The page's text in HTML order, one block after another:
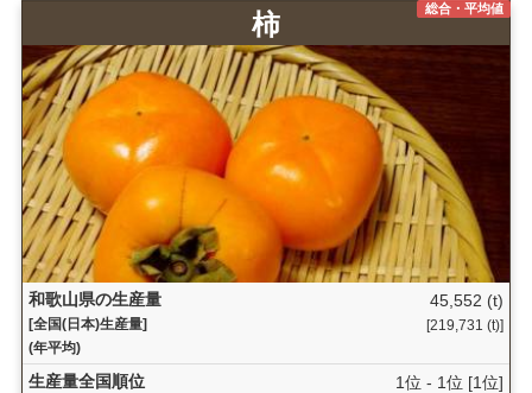
総合・平均値
柿
和歌山県の生産量
[全国(日本)生産量]
(年平均)
45,552 (t)
[219,731 (t)]
生産量全国順位
1位 - 1位 [1位]